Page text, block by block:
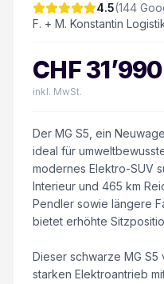
4.5(144
F. + M. Konstantin
CHF31’990
inkl. MwSt.
Der MG S5, ein
ideal für
modernes Elektro-SUV
Interieur und 465 km
Pendler sowie längere
bietet erhöhte
Dieser schwarze MG S5
starken Elektroantrieb